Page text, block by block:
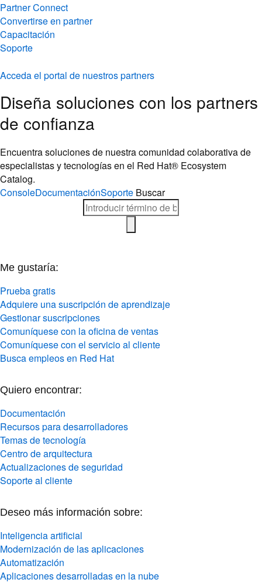
Partner Connect
Convertirse en partner
Capacitación
Soporte
Acceda el portal de nuestros partners
Diseña soluciones con los partners
de confianza
Encuentra soluciones de nuestra comunidad colaborativa de
especialistas y tecnologías en el Red Hat® Ecosystem
Catalog.
ConsoleDocumentaciónSoporte Buscar
Me gustaría:
Prueba gratis
Adquiere una suscripción de aprendizaje
Gestionar suscripciones
Comuníquese con la oficina de ventas
Comuníquese con el servicio al cliente
Busca empleos en Red Hat
Quiero encontrar:
Documentación
Recursos para desarrolladores
Temas de tecnología
Centro de arquitectura
Actualizaciones de seguridad
Soporte al cliente
Deseo más información sobre:
Inteligencia artificial
Modernización de las aplicaciones
Automatización
Aplicaciones desarrolladas en la nube